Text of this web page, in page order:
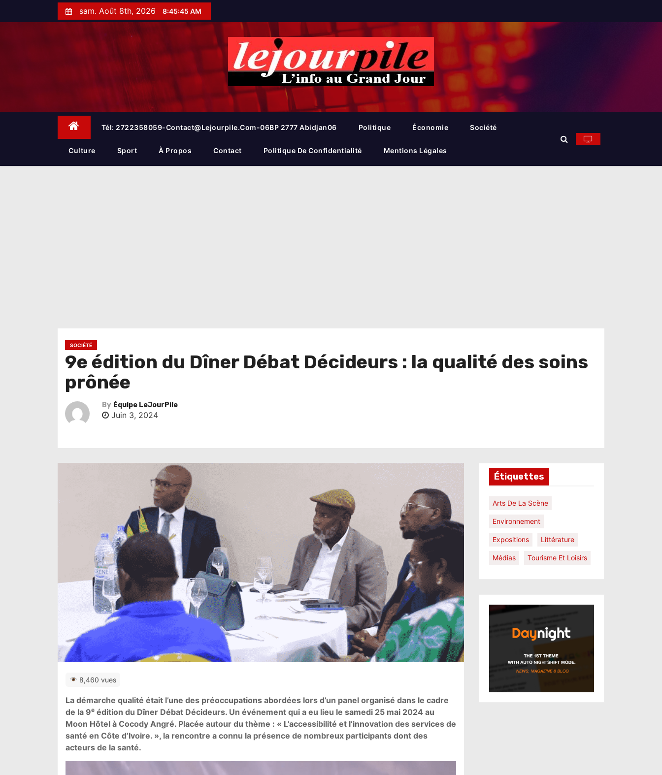
t
sam. Août 8th, 2026 8:45:47 AM
Tél: 2722358059-Contact@lejourpile.com-06BP 2777 Abidjan06 Politique Économie Société
Culture Sport À Propos Contact Politique De Confidentialité Mentions Légales
SOCIÉTÉ
9e édition du Dîner Débat Décideurs : la qualité des soins
prônée
By Équipe LeJourPile
Juin 3, 2024
8,460 vues
La démarche qualité était l’une des préoccupations abordées lors d’un panel organisé dans le cadre
de la 9e édition du Dîner Débat Décideurs. Un événement qui a eu lieu le samedi 25 mai 2024 au
Moon Hôtel à Cocody Angré. Placée autour du thème : « L’accessibilité et l’innovation des services de
santé en Côte d’Ivoire. », la rencontre a connu la présence de nombreux participants dont des
acteurs de la santé.
Étiquettes
Arts De La Scène
Environnement
Expositions Littérature
Médias Tourisme Et Loisirs